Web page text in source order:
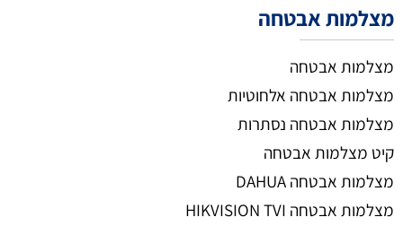
מצלמות אבטחה
מצלמות אבטחה
מצלמות אבטחה אלחוטיות
מצלמות אבטחה נסתרות
קיט מצלמות אבטחה
מצלמות אבטחה DAHUA
מצלמות אבטחה HIKVISION TVI